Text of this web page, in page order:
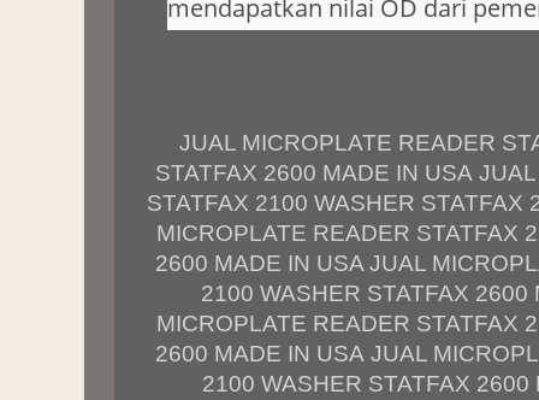
mendapatkan nilai OD dari
JUAL MICROPLATE READER
STATFAX 2600 MADE IN USA
STATFAX 2100 WASHER STATFAX
MICROPLATE READER STATFAX
2600 MADE IN USA JUAL
2100 WASHER STATFAX 2600
MICROPLATE READER STATFAX
2600 MADE IN USA JUAL
2100 WASHER STATFAX 2600